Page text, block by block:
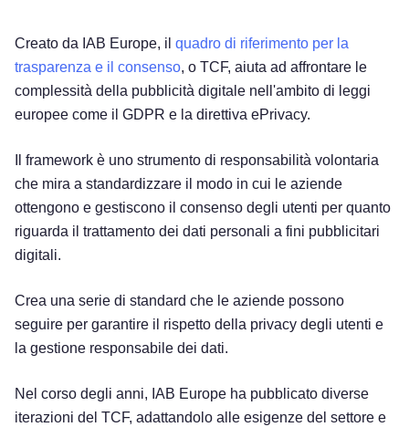
Creato da IAB Europe, il quadro di riferimento per la
trasparenza e il consenso, o TCF, aiuta ad affrontare le
complessità della pubblicità digitale nell'ambito di leggi
europee come il GDPR e la direttiva ePrivacy.
Il framework è uno strumento di responsabilità volontaria
che mira a standardizzare il modo in cui le aziende
ottengono e gestiscono il consenso degli utenti per quanto
riguarda il trattamento dei dati personali a fini pubblicitari
digitali.
Crea una serie di standard che le aziende possono
seguire per garantire il rispetto della privacy degli utenti e
la gestione responsabile dei dati.
Nel corso degli anni, IAB Europe ha pubblicato diverse
iterazioni del TCF, adattandolo alle esigenze del settore e